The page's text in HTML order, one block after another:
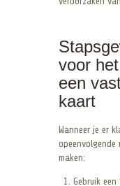
voor
een
kaart
Wanneer je er
maken:
Gebruik